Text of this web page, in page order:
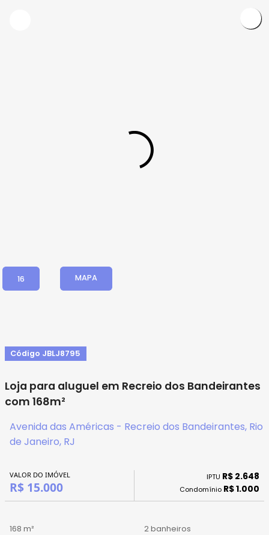
16 MAPA
Código JBLJ8795
Loja para aluguel em Recreio dos Bandeirantes
com 168m²
Avenida das Américas - Recreio dos Bandeirantes, Rio
de Janeiro, RJ
VALOR DO IMÓVEL
R$ 15.000
IPTU R$ 2.648
Condomínio R$ 1.000
168 m² 2 banheiros